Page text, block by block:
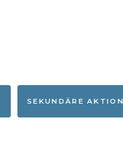
SEKUNDÄRE AKTION